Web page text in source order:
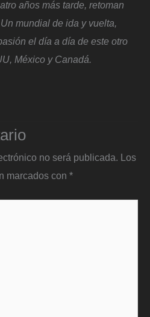
años más tarde, retoman
mundial de ida y vuelta,
el día a día de este otro
México y Canadá.
no será publicada. Los
marcados con *